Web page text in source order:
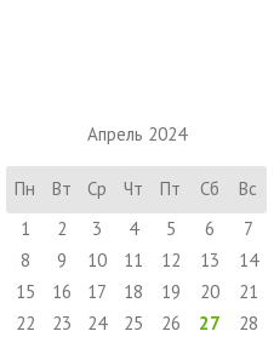
Апрель 2024
Пн Вт Ср Чт Пт Сб
Вс
1
2 3 4 5 6
7
8
9 10 11 12 13
14
15
16 17 18 19 20
21
22
23 24 25 26 27
28